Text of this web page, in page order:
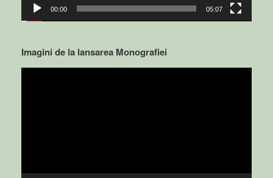
00:00 05:07
Imagini de la lansarea Monografiei